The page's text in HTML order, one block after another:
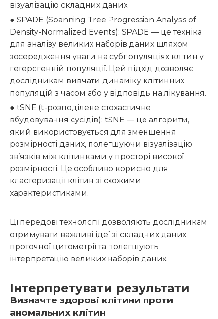
візуалізацію складних даних.
● SPADE (Spanning Tree Progression Analysis of
Density-Normalized Events): SPADE — це техніка
для аналізу великих наборів даних шляхом
зосередження уваги на субпопуляціях клітин у
гетерогенній популяції. Цей підхід дозволяє
дослідникам вивчати динаміку клітинних
популяцій з часом або у відповідь на лікування.
● tSNE (t-розподілене стохастичне
вбудовування сусідів): tSNE — це алгоритм,
який використовується для зменшення
розмірності даних, полегшуючи візуалізацію
зв’язків між клітинками у просторі високої
розмірності. Це особливо корисно для
кластеризації клітин зі схожими
характеристиками.
Ці передові технології дозволяють дослідникам
отримувати важливі ідеї зі складних даних
проточної цитометрії та полегшують
інтерпретацію великих наборів даних.
Інтерпретувати результати
Визначте здорові клітини проти
аномальних клітин